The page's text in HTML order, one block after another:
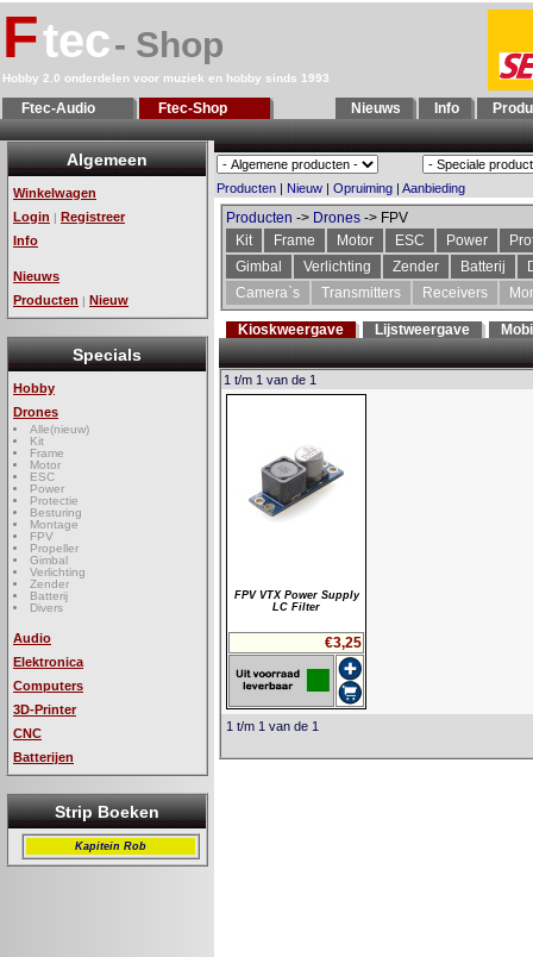
Ftec- Shop
Hobby 2.0 onderdelen voor muziek en hobby sinds 1993
Ftec-Audio Ftec-Shop Nieuws Info
Algemeen
Winkelwagen
Login | Registreer
Info
Nieuws
Producten | Nieuw
Specials
Hobby
Drones
Alle(nieuw)
Kit
Frame
Motor
ESC
Power
Protectie
Besturing
Montage
FPV
Propeller
Gimbal
Verlichting
Zender
Batterij
Divers
Audio
Elektronica
Computers
3D-Printer
CNC
Batterijen
Strip Boeken
Kapitein Rob
Producten | Nieuw | Opruiming | Aanbieding
Producten -> Drones -> FPV
Kit
Frame Motor ESC Power
Gimbal
Verlichting Zender Batterij
Camera`s
Transmitters Receivers
Kioskweergave Lijstweergave
1 t/m 1 van de 1
FPV VTX Power Supply
LC Filter
€3,25
1 t/m 1 van de 1